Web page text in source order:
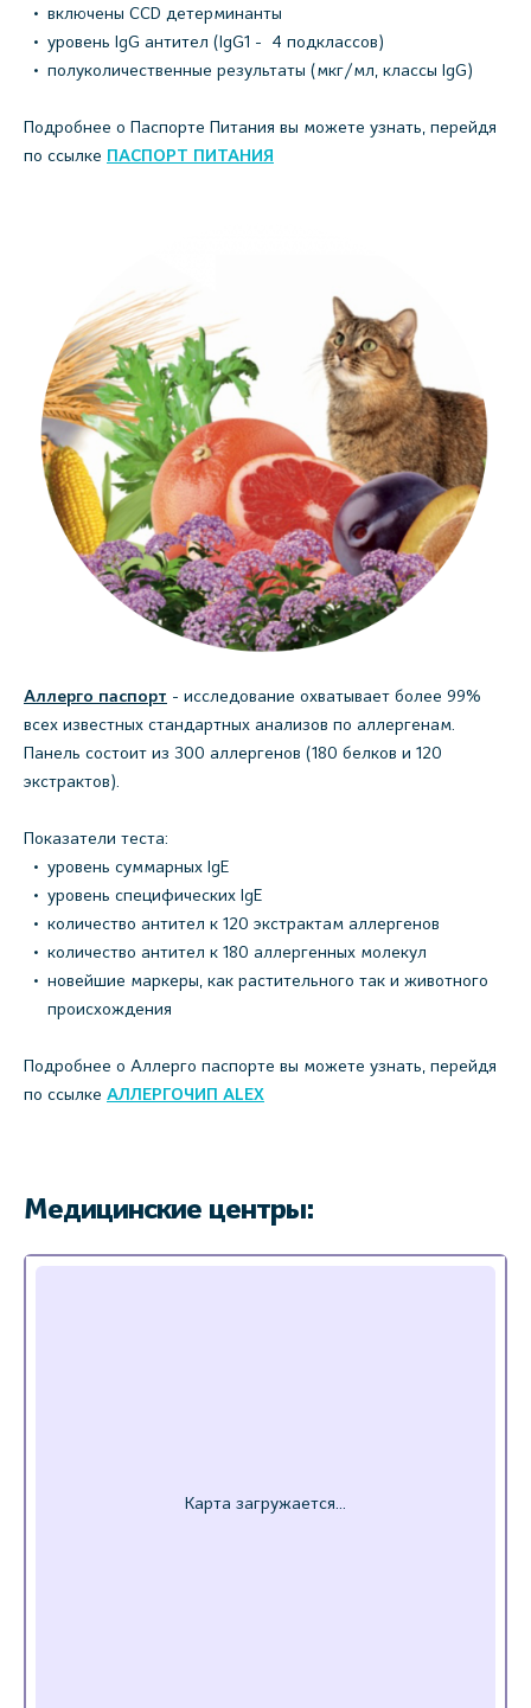
включены CCD детерминанты
уровень IgG антител (IgG1 - 4 подклассов)
полуколичественные результаты (мкг/мл, классы IgG)
Подробнее о Паспорте Питания вы можете узнать, перейдя
по ссылке ПАСПОРТ ПИТАНИЯ
Аллерго паспорт - исследование охватывает более 99%
всех известных стандартных анализов по аллергенам.
Панель состоит из 300 аллергенов (180 белков и 120
экстрактов).
Показатели теста:
уровень суммарных IgE
уровень специфических IgE
количество антител к 120 экстрактам аллергенов
количество антител к 180 аллергенных молекул
новейшие маркеры, как растительного так и животного
происхождения
Подробнее о Аллерго паспорте вы можете узнать, перейдя
по ссылке АЛЛЕРГОЧИП ALEX
Медицинские центры: